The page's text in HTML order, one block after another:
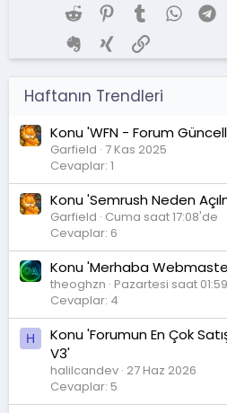
Reddit Pinterest
Tumblr
Evernote
Xing Link
Haftanın Trendleri
Konu 'WFN - Forum
Garfield 7 Kas 2025
Cevaplar: 1
Konu 'Semrush Neden
Garfield Cuma saat 17:08'de
Cevaplar: 6
Konu 'Merhaba
theoghzn Pazartesi saat
Cevaplar: 4
H
Konu 'Forumun En Çok
V3'
halilcandev 27 Haz 2026
Cevaplar: 5